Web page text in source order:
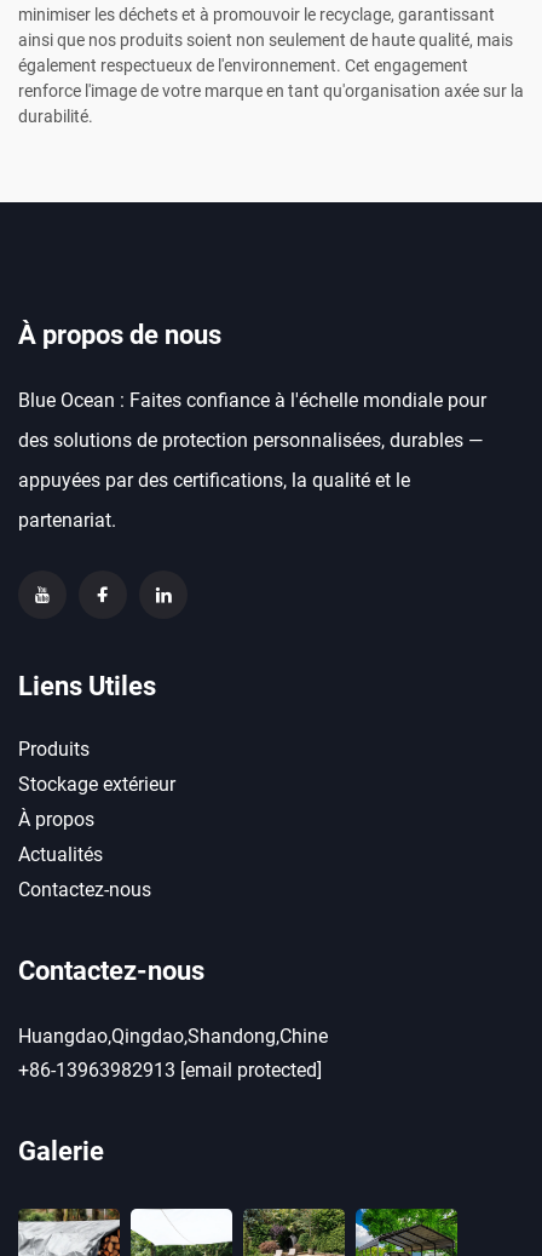
minimiser les déchets et à promouvoir le recyclage, garantissant
ainsi que nos produits soient non seulement de haute qualité, mais
également respectueux de l'environnement. Cet engagement
renforce l'image de votre marque en tant qu'organisation axée sur la
durabilité.
À propos de nous
Blue Ocean : Faites confiance à l'échelle mondiale pour
des solutions de protection personnalisées, durables —
appuyées par des certifications, la qualité et le
partenariat.
Liens Utiles
Produits
Stockage extérieur
À propos
Actualités
Contactez-nous
Contactez-nous
Huangdao,Qingdao,Shandong,Chine
+86-13963982913 [email protected]
Galerie